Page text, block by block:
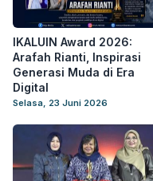
IKALUIN Award 2026:
Arafah Rianti, Inspirasi
Generasi Muda di Era
Digital
Selasa, 23 Juni 2026